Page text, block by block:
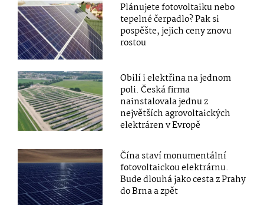
Plánujete fotovoltaiku nebo
tepelné čerpadlo? Pak si
pospěšte, jejich ceny znovu
rostou
Obilí i elektřina na jednom
poli. Česká firma
nainstalovala jednu z
největších agrovoltaických
elektráren v Evropě
Čína staví monumentální
fotovoltaickou elektrárnu.
Bude dlouhá jako cesta z Prahy
do Brna a zpět